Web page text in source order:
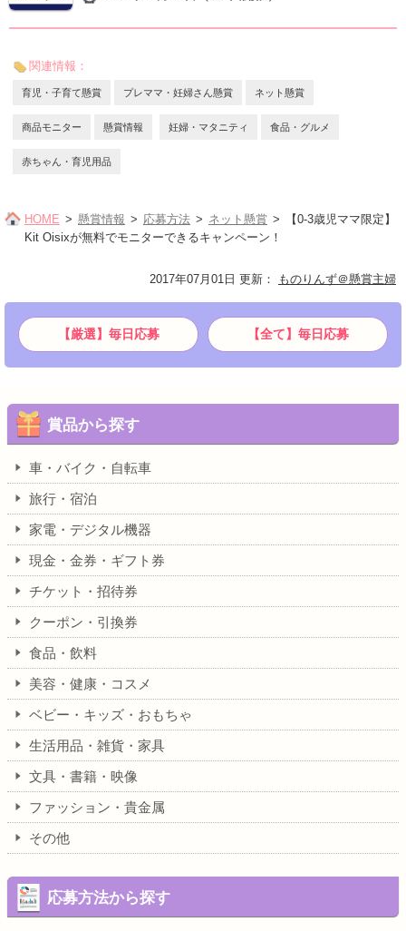
関連情報：
育児・子育て懸賞 プレママ・妊婦さん懸賞 ネット懸賞
商品モニター 懸賞情報 妊婦・マタニティ 食品・グルメ
赤ちゃん・育児用品
HOME 懸賞情報 応募方法 ネット懸賞
【0-3歳児ママ限定】
Kit Oisixが無料でモニターできるキャンペーン！
2017年07月01日 更新 ： ものりんず＠懸賞主婦
【厳選】毎日応募 【全て】毎日応募
賞品から探す
車・バイク・自転車
旅行・宿泊
家電・デジタル機器
現金・金券・ギフト券
チケット・招待券
クーポン・引換券
食品・飲料
美容・健康・コスメ
ベビー・キッズ・おもちゃ
生活用品・雑貨・家具
文具・書籍・映像
ファッション・貴金属
その他
応募方法から探す